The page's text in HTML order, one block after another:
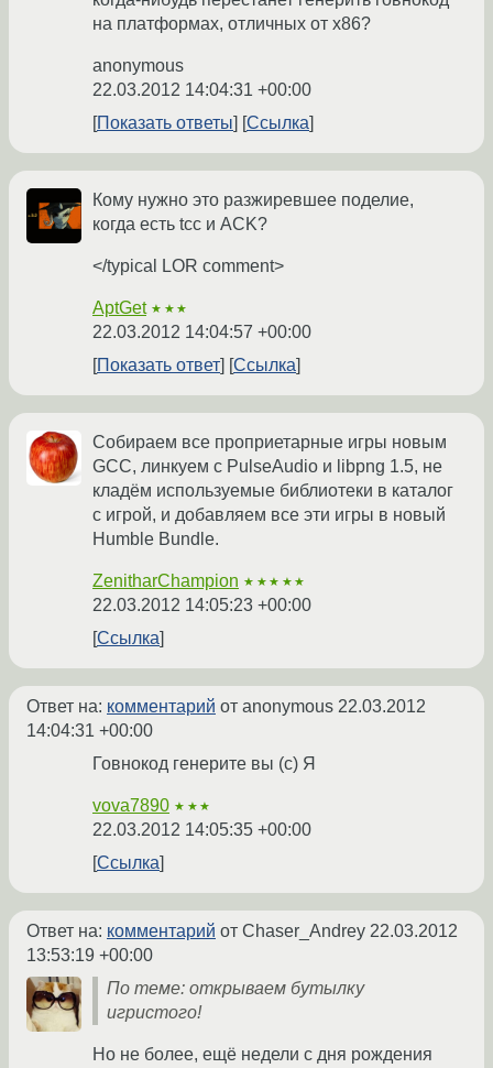
на платформах, отличных от x86?
anonymous
22.03.2012 14:04:31 +00:00
Показать ответы
Ссылка
Кому нужно это разжиревшее поделие,
когда есть tcc и ACK?
</typical LOR comment>
AptGet ★★★
22.03.2012 14:04:57 +00:00
Показать ответ
Ссылка
Собираем все проприетарные игры новым
GCC, линкуем с PulseAudio и libpng 1.5, не
кладём используемые библиотеки в каталог
с игрой, и добавляем все эти игры в новый
Humble Bundle.
ZenitharChampion ★★★★★
22.03.2012 14:05:23 +00:00
Ссылка
Ответ на: комментарий от anonymous 22.03.2012
14:04:31 +00:00
Говнокод генерите вы (с) Я
vova7890 ★★★
22.03.2012 14:05:35 +00:00
Ссылка
Ответ на: комментарий от Chaser_Andrey 22.03.2012
13:53:19 +00:00
По теме: открываем бутылку
игристого!
Но не более, ещё недели с дня рождения